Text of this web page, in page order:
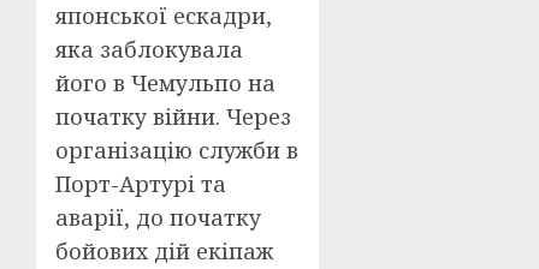
японської ескадри,
яка заблокувала
його в Чемульпо на
початку війни. Через
організацію служби в
Порт-Артурі та
аварії, до початку
бойових дій екіпаж